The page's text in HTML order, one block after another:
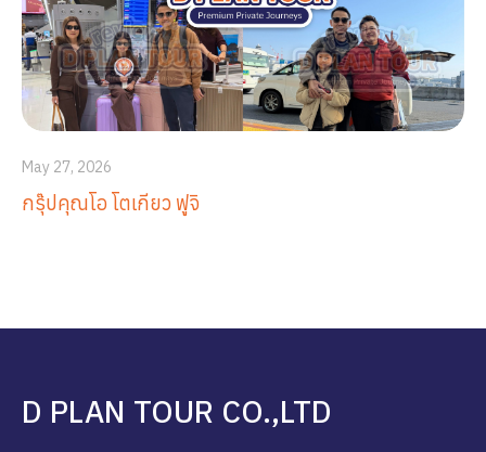
May 27, 2026
กรุ๊ปคุณโอ โตเกียว ฟูจิ
D PLAN TOUR CO.,LTD